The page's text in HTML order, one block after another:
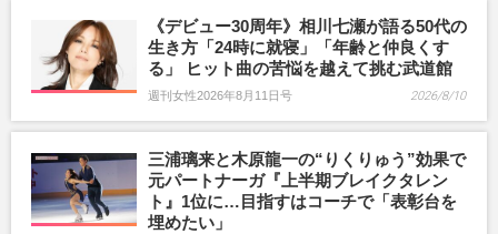
《デビュー30周年》相川七瀬が語る50代の
生き方「24時に就寝」「年齢と仲良くす
る」 ヒット曲の苦悩を越えて挑む武道館
週刊女性2026年8月11日号 2026/8/10
三浦璃来と木原龍一の“りくりゅう”効果で
元パートナーガ『上半期ブレイクタレン
ト』1位に…目指すはコーチで「表彰台を
埋めたい」